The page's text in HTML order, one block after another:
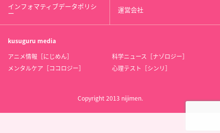
インフォマティブデータポリシ
ー 運営会社
kusuguru media
アニメ情報［にじめん］
科学ニュース［ナゾロジー］
メンタルケア［ココロジー］
心理テスト［シンリ］
Copyright 2013 nijimen.